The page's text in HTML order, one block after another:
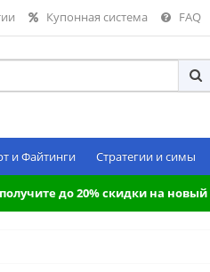
Купонная система FAQ
и Файтинги Стратегии и симы
до 20% скидки на новый